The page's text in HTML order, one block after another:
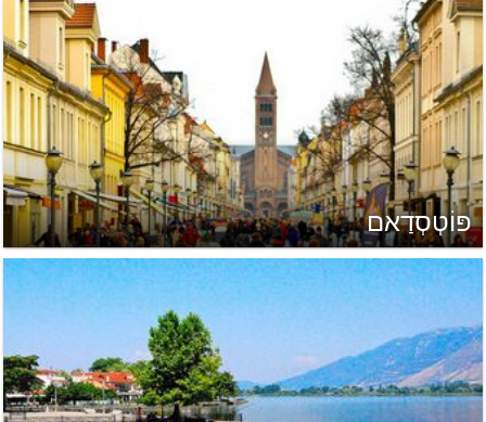
פּוֹטְסְדַאם